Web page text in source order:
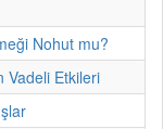
Nohut mu?
Vadeli Etkileri